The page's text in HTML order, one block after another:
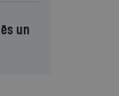
un